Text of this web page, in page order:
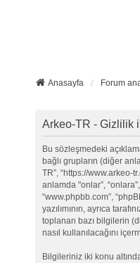
Anasayfa Forum
Arkeo-TR - Gizlilik
Bu sözleşmedeki
bağlı grupların (diğer
TR”, “https://www.arkeo-
anlamda "onlar”, “onlara”,
“www.phpbb.com”,
yazılımının, ayrıca
toplanan bazı bilgilerin
nasıl kullanılacağını
Bilgileriniz iki konu